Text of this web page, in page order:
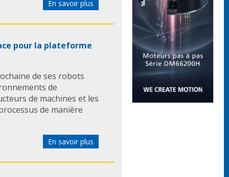
En savoir plus
pour la plateforme
de ses robots
de
de machines et les
de manière
En savoir plus